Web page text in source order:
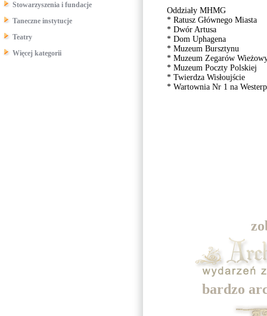
Stowarzyszenia i fundacje
Taneczne instytucje
Teatry
Więcej kategorii
Oddziały MHMG
* Ratusz Głównego Miasta
* Dwór Artusa
* Dom Uphagena
* Muzeum Bursztynu
* Muzeum Zegarów
* Muzeum Poczty Polskiej
* Twierdza Wisłoujście
* Wartownia Nr 1 na
bardzo